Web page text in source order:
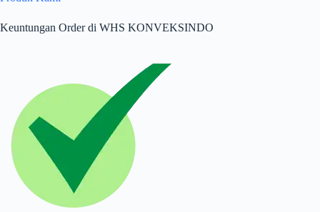
Keuntungan Order di WHS KONVEKSINDO